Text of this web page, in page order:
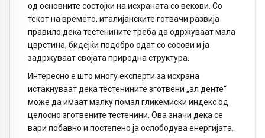
од основните состојки на исхраната со векови. Со
текот на времето, италијанските готвачи развија
правило дека тестенините треба да одржуваат мала
цврстина, бидејќи подобро одат со сосови и ја
задржуваат својата природна структура.
Интересно е што многу експерти за исхрана
истакнуваат дека тестенините зготвени „ал денте“
може да имаат малку помал гликемиски индекс од
целосно зготвените тестенини. Ова значи дека се
вари побавно и постепено ја ослободува енергијата.